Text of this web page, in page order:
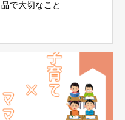
品で大切なこと